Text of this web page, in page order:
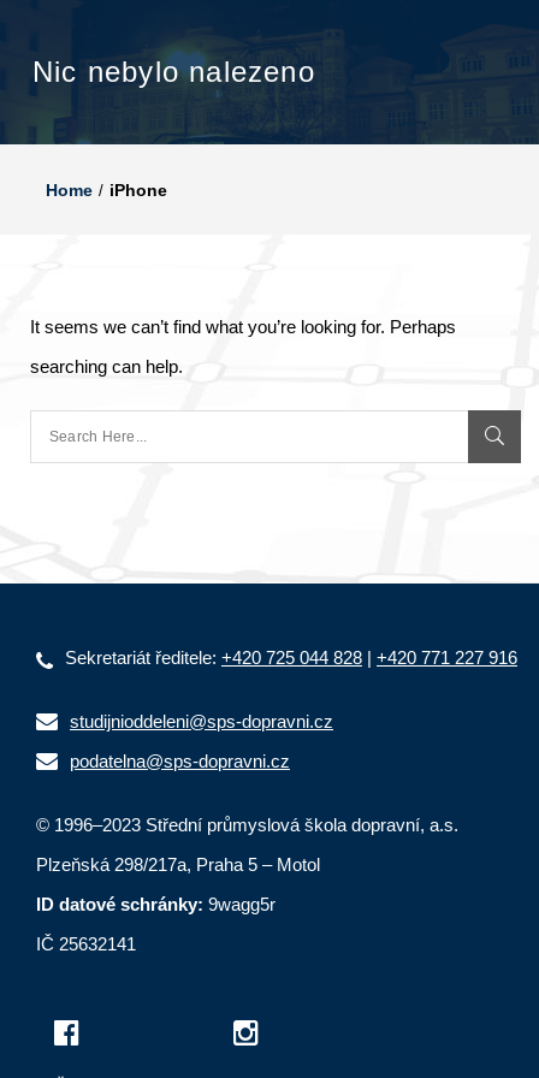
Nic nebylo nalezeno
Home iPhone
It seems we can’t find what you’re looking for. Perhaps
searching can help.
Sekretariát ředitele: +420 725 044 828 | +420 771 227 916
studijnioddeleni@sps-dopravni.cz
podatelna@sps-dopravni.cz
© 1996–2023 Střední průmyslová škola dopravní, a.s.
Plzeňská 298/217a, Praha 5 – Motol
ID datové schránky: 9wagg5r
IČ 25632141